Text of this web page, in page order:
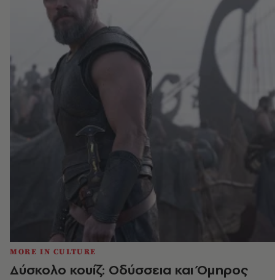
MORE IN CULTURE
Δύσκολο κουίζ: Οδύσσεια και Όμηρος